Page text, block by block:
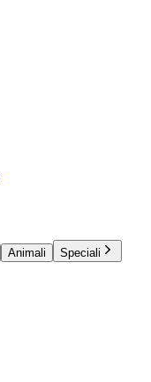
Animali
Speciali